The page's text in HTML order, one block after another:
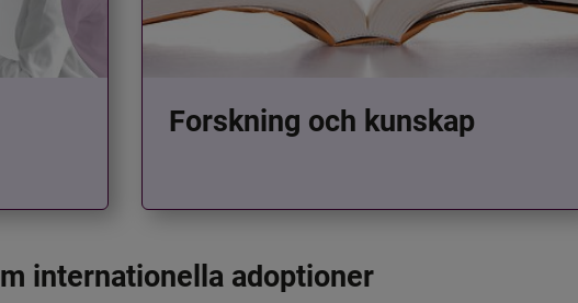
Forskning och kunskap
internationella adoptioner